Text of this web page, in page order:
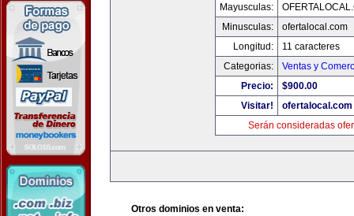
Mayusculas:
Minusculas:
ofertalocal.com
Longitud:
11 caracteres
Categorias:
Ventas y
Precio:
$900.00
Visitar!
ofertalocal.com
Serán consideradas
Otros dominios en venta: